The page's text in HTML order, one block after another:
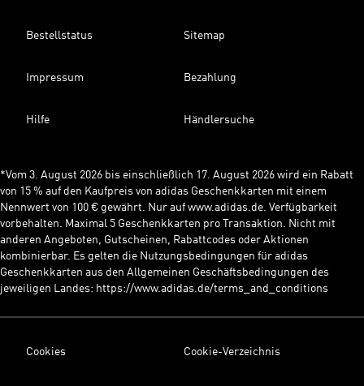
Bestellstatus Sitemap
Impressum Bezahlung
Hilfe Händlersuche
*Vom 3. August 2026 bis einschließlich 17. August 2026 wird ein Rabatt
von 15 % auf den Kaufpreis von adidas Geschenkkarten mit einem
Nennwert von 100 € gewährt. Nur auf www.adidas.de. Verfügbarkeit
vorbehalten. Maximal 5 Geschenkkarten pro Transaktion. Nicht mit
anderen Angeboten, Gutscheinen, Rabattcodes oder Aktionen
kombinierbar. Es gelten die Nutzungsbedingungen für adidas
Geschenkkarten aus den Allgemeinen Geschäftsbedingungen des
jeweiligen Landes: https://www.adidas.de/terms_and_conditions
Cookies Cookie-Verzeichnis